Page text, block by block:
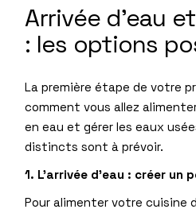
Arrivée d’eau
: les options
La première étape de votre
comment vous allez
en eau et gérer les eaux
distincts sont à prévoir.
1. L’arrivée d’eau : créer
Pour alimenter votre cuisine